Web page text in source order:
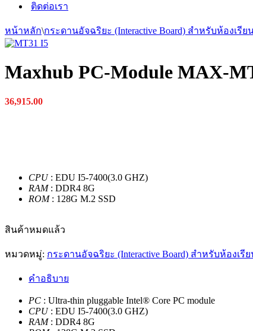
ติดต่อเรา
หน้าหลัก\กระดานอัจฉริยะ (Interactive Board) สำหรับห้องเรี
Maxhub PC-Module MAX-
36,915.00
CPU: EDU I5-7400(3.0 GHZ)
RAM: DDR4 8G
ROM: 128G M.2 SSD
สินค้าหมดแล้ว
หมวดหมู่: กระดานอัจฉริยะ (Interactive Board) สำหรับห้องเรี
คำอธิบาย
PC : Ultra-thin pluggable Intel® Core PC module
CPU: EDU I5-7400(3.0 GHZ)
RAM: DDR4 8G